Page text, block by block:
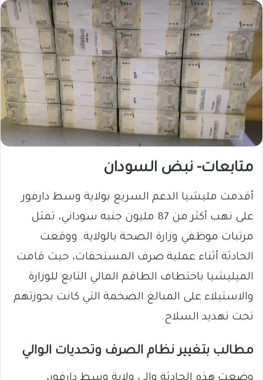
متابعات- نبض السودان
أقدمت مليشيا الدعم السريع بولاية وسط دارفور
على نهب أكثر من 87 مليون جنيه سوداني، تمثل
مرتبات موظفي وزارة الصحة بالولاية. ووقعت
الحادثة أثناء عملية صرف المستحقات، حيث قامت
الميليشيا باختطاف الطاقم المالي التابع للوزارة
والاستيلاء على المبالغ الضخمة التي كانت بحوزتهم
تحت تهديد السلاح.
مطالب بتغيير نظام الصرف وتحديات الوالي